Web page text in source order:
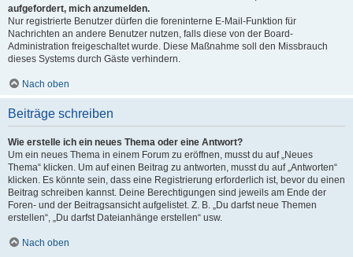
aufgefordert, mich anzumelden.
Nur registrierte Benutzer dürfen die foreninterne E-Mail-Funktion für
Nachrichten an andere Benutzer nutzen, falls diese von der Board-
Administration freigeschaltet wurde. Diese Maßnahme soll den Missbrauch
dieses Systems durch Gäste verhindern.
Nach oben
Beiträge schreiben
Wie erstelle ich ein neues Thema oder eine Antwort?
Um ein neues Thema in einem Forum zu eröffnen, musst du auf „Neues
Thema“ klicken. Um auf einen Beitrag zu antworten, musst du auf „Antworten“
klicken. Es könnte sein, dass eine Registrierung erforderlich ist, bevor du einen
Beitrag schreiben kannst. Deine Berechtigungen sind jeweils am Ende der
Foren- und der Beitragsansicht aufgelistet. Z. B. „Du darfst neue Themen
erstellen“, „Du darfst Dateianhänge erstellen“ usw.
Nach oben